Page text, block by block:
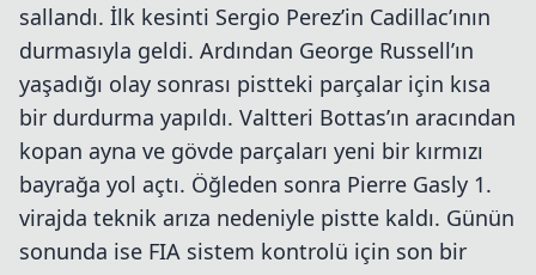
sallandı. İlk kesinti Sergio Perez’in Cadillac’ının
durmasıyla geldi. Ardından George Russell’ın
yaşadığı olay sonrası pistteki parçalar için kısa
bir durdurma yapıldı. Valtteri Bottas’ın aracından
kopan ayna ve gövde parçaları yeni bir kırmızı
bayrağa yol açtı. Öğleden sonra Pierre Gasly 1.
virajda teknik arıza nedeniyle pistte kaldı. Günün
sonunda ise FIA sistem kontrolü için son bir